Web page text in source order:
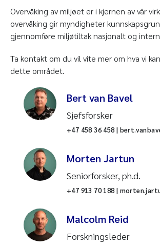
Overvåking av miljøet er i kjernen av vår
overvåking gir myndigheter
gjennomføre miljøtiltak nasjonalt og
Ta kontakt om du vil vite mer om hva vi
dette området.
Bert van Bavel
Sjefsforsker
+47 458 36 458 |
Morten Jartun
Seniorforsker, ph.d.
+47 913 70 188 |
Malcolm Reid
Forskningsleder